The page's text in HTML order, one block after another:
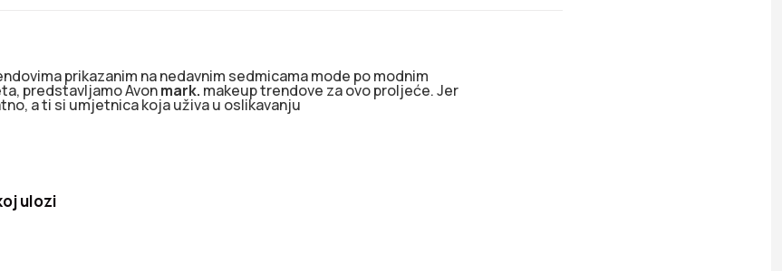
prikazanim na nedavnim sedmicama mode po modnim
predstavljamo Avonmark. makeup trendove za ovo proljeće. Jer
a ti si umjetnica koja uživa u oslikavanju
ulozi